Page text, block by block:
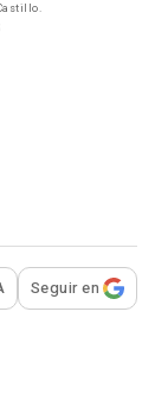
para
Seguir en